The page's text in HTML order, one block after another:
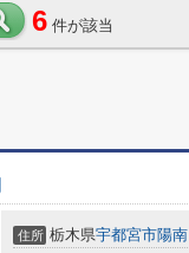
6 件が該当
住所 栃木県宇都宮市陽南